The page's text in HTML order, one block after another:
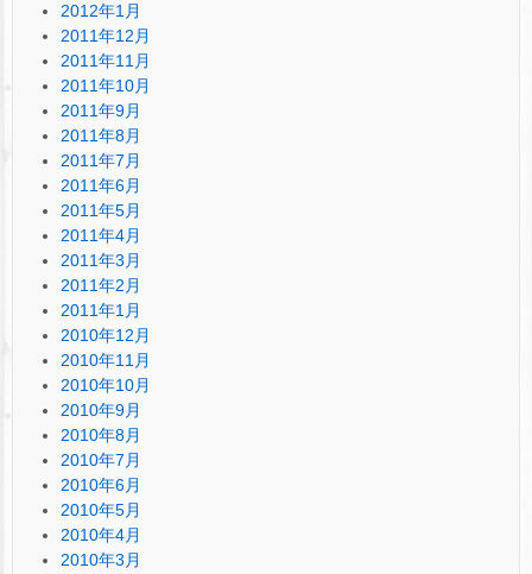
2012年1月
2011年12月
2011年11月
2011年10月
2011年9月
2011年8月
2011年7月
2011年6月
2011年5月
2011年4月
2011年3月
2011年2月
2011年1月
2010年12月
2010年11月
2010年10月
2010年9月
2010年8月
2010年7月
2010年6月
2010年5月
2010年4月
2010年3月